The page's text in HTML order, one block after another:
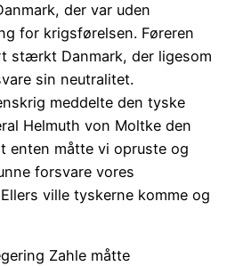
der var uden
for krigsførelsen. Føreren
stærkt Danmark, der ligesom
sin neutralitet.
meddelte den tyske
Helmuth von Moltke den
enten måtte vi opruste og
forsvare vores
ville tyskerne komme og
Zahle måtte